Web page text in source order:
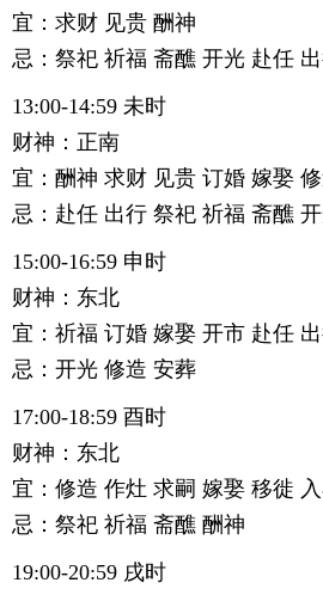
宜：求财 见贵 酬神
忌：祭祀 祈福 斋醮 开光 赴任
13:00-14:59 未时
财神：正南
宜：酬神 求财 见贵 订婚 嫁娶
忌：赴任 出行 祭祀 祈福 斋醮
15:00-16:59 申时
财神：东北
宜：祈福 订婚 嫁娶 开市 赴任
忌：开光 修造 安葬
17:00-18:59 酉时
财神：东北
宜：修造 作灶 求嗣 嫁娶 移徙
忌：祭祀 祈福 斋醮 酬神
19:00-20:59 戌时